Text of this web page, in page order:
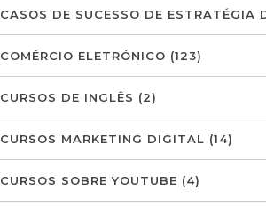
CASOS DE SUCESSO DE ESTRATÉGIA
COMÉRCIO ELETRÓNICO (123)
CURSOS DE INGLÊS (2)
CURSOS MARKETING DIGITAL (14)
CURSOS SOBRE YOUTUBE (4)